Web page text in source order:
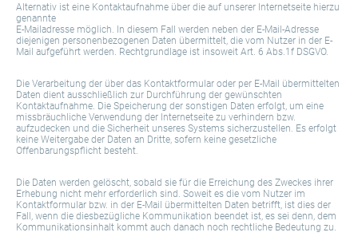
Alternativ ist eine Kontaktaufnahme über die auf unserer Internetseite hierzu
genannte
E-Mailadresse möglich. In diesem Fall werden neben der E-Mail-Adresse
diejenigen personenbezogenen Daten übermittelt, die vom Nutzer in der E-
Mail aufgeführt werden. Rechtgrundlage ist insoweit Art. 6 Abs.1f DSGVO.
Die Verarbeitung der über das Kontaktformular oder per E-Mail übermittelten
Daten dient ausschließlich zur Durchführung der gewünschten
Kontaktaufnahme. Die Speicherung der sonstigen Daten erfolgt, um eine
missbräuchliche Verwendung der Internetseite zu verhindern bzw.
aufzudecken und die Sicherheit unseres Systems sicherzustellen. Es erfolgt
keine Weitergabe der Daten an Dritte, sofern keine gesetzliche
Offenbarungspflicht besteht.
Die Daten werden gelöscht, sobald sie für die Erreichung des Zweckes ihrer
Erhebung nicht mehr erforderlich sind. Soweit es die vom Nutzer im
Kontaktformular bzw. in der E-Mail übermittelten Daten betrifft, ist dies der
Fall, wenn die diesbezügliche Kommunikation beendet ist, es sei denn, dem
Kommunikationsinhalt kommt auch danach noch rechtliche Bedeutung zu.